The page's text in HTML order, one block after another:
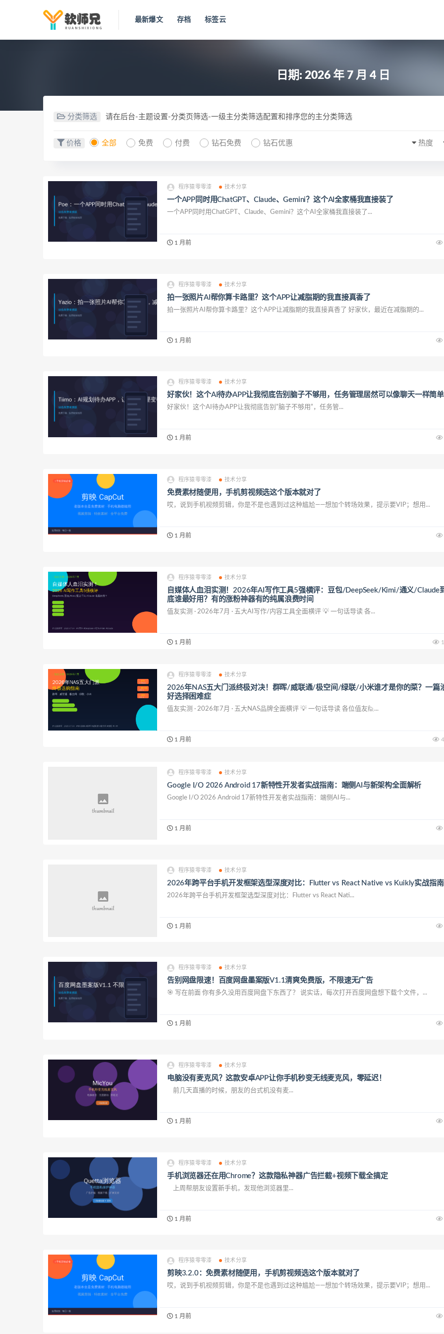
最新爆文 存档 标签云
日期: 2026 年 7 月 4 日
分类筛选 请在后台-主题设置-分类页筛选-一级主分类筛选配置和排序您的主分类筛选
价格 全部 免费 付费 钻石免费 钻石优惠 热度
程序猿零零漆 技术分享
一个APP同时用ChatGPT、Claude、Gemini？这个AI全家桶我直接装了
一个APP同时用ChatGPT、Claude、Gemini？这个AI全家桶我直接装了...
1 月前
程序猿零零漆 技术分享
拍一张照片AI帮你算卡路里？这个APP让减脂期的我直接真香了
拍一张照片AI帮你算卡路里？这个APP让减脂期的我直接真香了 好家伙，最近在减脂期的...
1 月前
程序猿零零漆 技术分享
好家伙！这个AI待办APP让我彻底告别脑子不够用，任务管理居然可以像聊天一样简单
好家伙！这个AI待办APP让我彻底告别”脑子不够用”，任务管...
1 月前
程序猿零零漆 技术分享
免费素材随便用，手机剪视频选这个版本就对了
哎，说到手机视频剪辑，你是不是也遇到过这种尴尬——想加个转场效果，提示要VIP；想用...
1 月前
程序猿零零漆 技术分享
自媒体人血泪实测！2026年AI写作工具5强横评：豆包/DeepSeek/Kimi/通义/Claude
底谁最好用？有的涨粉神器有的纯属浪费时间
值友实测 · 2026年7月 · 五大AI写作/内容工具全面横评 💡 一句话导读 各...
1 月前
程序猿零零漆 技术分享
2026年NAS五大门派终极对决！群晖/威联通/极空间/绿联/小米谁才是你的菜？一篇
好选择困难症
值友实测 · 2026年7月 · 五大NAS品牌全面横评 💡 一句话导读 各位值友🙋...
1 月前
程序猿零零漆 技术分享
Google I/O 2026 Android 17新特性开发者实战指南：端侧AI与新架构全面解析
Google I/O 2026 Android 17新特性开发者实战指南：端侧AI与...
1 月前
程序猿零零漆 技术分享
2026年跨平台手机开发框架选型深度对比：Flutter vs React Native vs Kuikly实战指南
2026年跨平台手机开发框架选型深度对比：Flutter vs React Nati...
1 月前
程序猿零零漆 技术分享
告别网盘限速！百度网盘墨案版V1.1清爽免费版，不限速无广告
🎯 写在前面 你有多久没用百度网盘下东西了？ 说实话，每次打开百度网盘想下载个文件，...
1 月前
程序猿零零漆 技术分享
电脑没有麦克风？这款安卓APP让你手机秒变无线麦克风，零延迟！
前几天直播的时候，朋友的台式机没有麦...
1 月前
程序猿零零漆 技术分享
手机浏览器还在用Chrome？这款隐私神器广告拦截+视频下载全搞定
上周帮朋友设置新手机，发现他浏览器里...
1 月前
程序猿零零漆 技术分享
剪映3.2.0：免费素材随便用，手机剪视频选这个版本就对了
哎，说到手机视频剪辑，你是不是也遇到过这种尴尬——想加个转场效果，提示要VIP；想用...
1 月前